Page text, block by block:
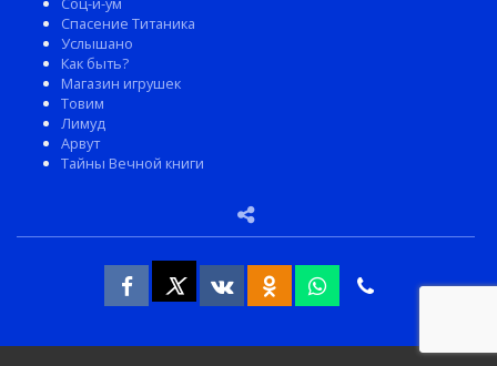
Спасение Титаника
Услышано
Как быть?
Магазин игрушек
Товим
Лимуд
Арвут
Тайны Вечной книги